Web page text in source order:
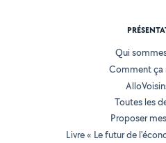
Qui
Comment ça
Toutes les
Proposer
Livre « Le futur de